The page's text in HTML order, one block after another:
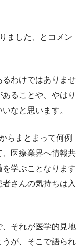
ました、とコメン
わけではありませ
ることや、やはり
なと思います。
らまとまって何例
医療業界へ情報共
学ぶことなります
さんの気持ちは入
それが医学的見地
が、そこで語られ